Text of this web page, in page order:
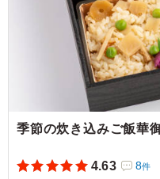
季節の炊き込みご飯華
4.63 8件